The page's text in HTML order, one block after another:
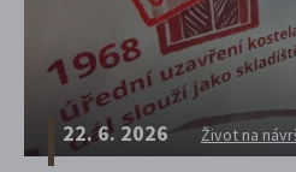
22. 6. 2026 Život na